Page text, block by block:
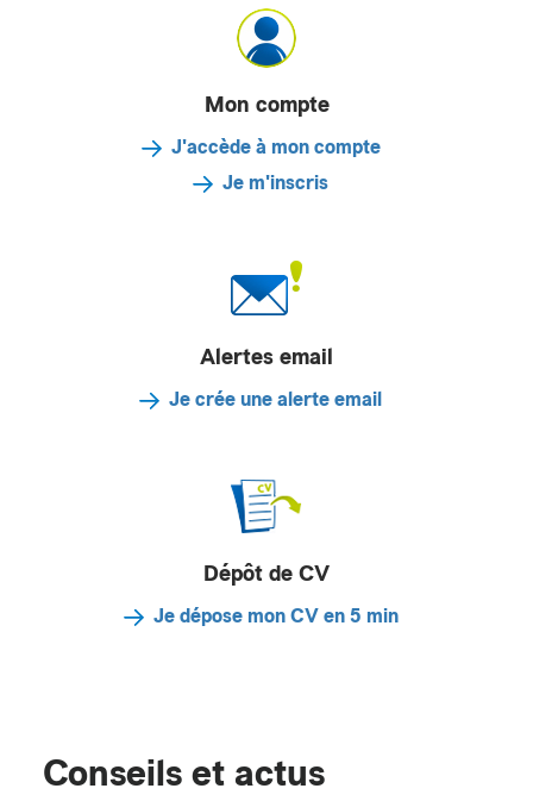
Mon compte
J'accède à mon compte
Je m'inscris
Alertes email
Je crée une alerte email
Dépôt de CV
Je dépose mon CV en 5 min
Conseils et actus